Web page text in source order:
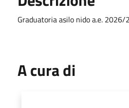
Graduatoria asilo nido a.e. 2026/
A cura di